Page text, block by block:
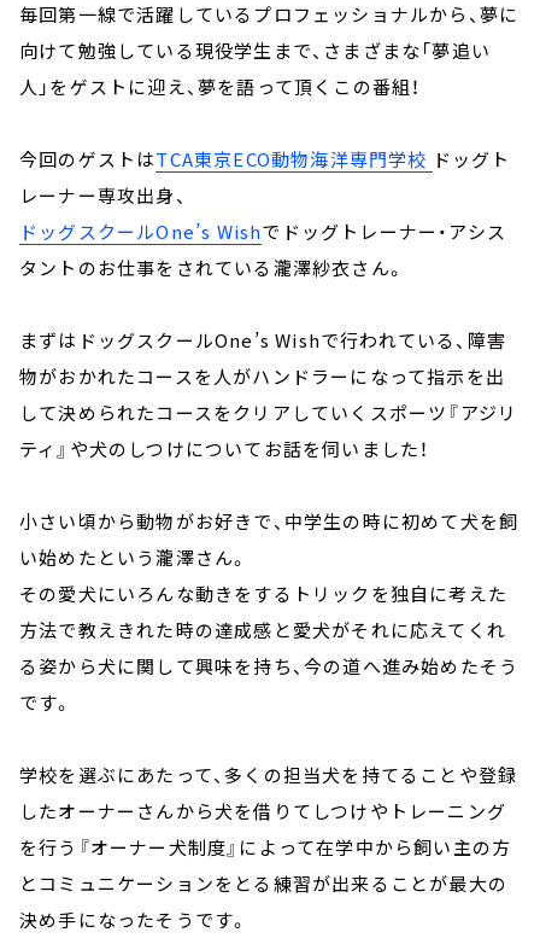
毎回第一線で活躍しているプロフェッショナルから、夢に
向けて勉強している現役学生まで、さまざまな「夢追い
人」をゲストに迎え、夢を語って頂くこの番組！
今回のゲストはTCA東京ECO動物海洋専門学校 ドッグト
レーナー専攻出身、
ドッグスクールOne’s Wishでドッグトレーナー・アシス
タントのお仕事をされている瀧澤紗衣さん。
まずはドッグスクールOne’s Wishで行われている、障害
物がおかれたコースを人がハンドラーになって指示を出
して決められたコースをクリアしていくスポーツ『アジリ
ティ』や犬のしつけについてお話を伺いました！
小さい頃から動物がお好きで、中学生の時に初めて犬を飼
い始めたという瀧澤さん。
その愛犬にいろんな動きをするトリックを独自に考えた
方法で教えきれた時の達成感と愛犬がそれに応えてくれ
る姿から犬に関して興味を持ち、今の道へ進み始めたそう
です。
学校を選ぶにあたって、多くの担当犬を持てることや登録
したオーナーさんから犬を借りてしつけやトレーニング
を行う『オーナー犬制度』によって在学中から飼い主の方
とコミュニケーションをとる練習が出来ることが最大の
決め手になったそうです。